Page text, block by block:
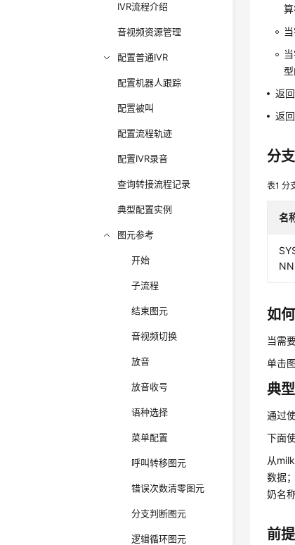
IVR流程介绍
音视频资源管理
配置普通IVR
配置机器人跟踪
配置被叫
配置流程轨迹
配置IVR录音
查询转接流程记录
典型配置实例
图元参考
开始
子流程
结束图元
音视频切换
放音
放音收号
语种选择
菜单配置
呼叫转移图元
错误次数清零图元
分支判断图元
逻辑循环图元
返
返
分
表1分
名
如
当需
单击
典
通过
下面
从
数据
奶名
前